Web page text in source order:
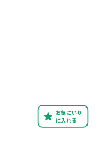
お気にいり
に入れる